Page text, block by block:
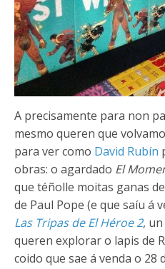
A precisamente para non
mesmo queren que
para ver como David Rubín
obras: o agardado El
que téñolle moitas ganas
de Paul Pope (e que saíu á
Las Tripas de El Héroe 2,
queren explorar o lapis de
coido que sae á venda o 28